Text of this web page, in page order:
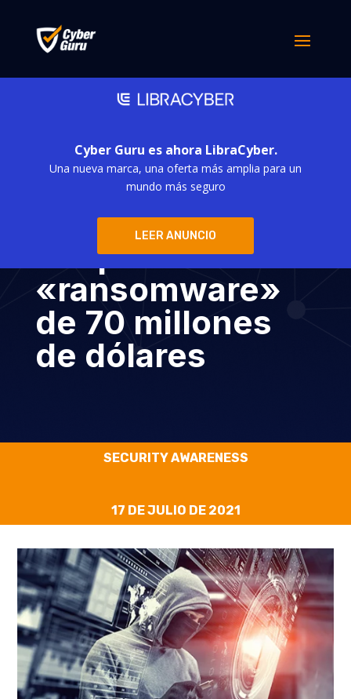
Cyber Guru es ahora LibraCyber.
Una nueva marca, una oferta más amplia para un
mundo más seguro
LEER ANUNCIO
Cadena de
suministro: un
ataque de
«ransomware»
de 70 millones
de dólares
SECURITY AWARENESS
17 DE JULIO DE 2021